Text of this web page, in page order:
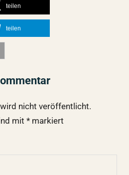
teilen
teilen
nicht veröffentlicht.
mit *markiert